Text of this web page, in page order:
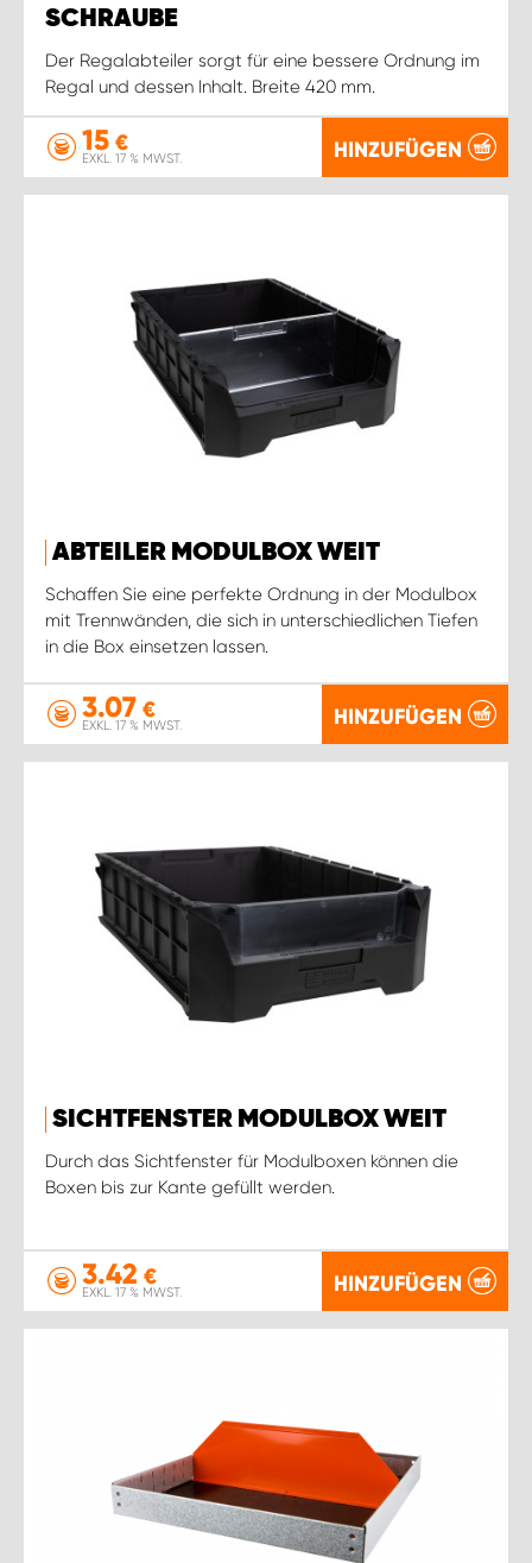
SCHRAUBE
Der Regalabteiler sorgt für eine bessere Ordnung im
Regal und dessen Inhalt. Breite 420 mm.
15 €
EXKL. 17 % MWST. HINZUFÜGEN
ABTEILER MODULBOX WEIT
Schaffen Sie eine perfekte Ordnung in der Modulbox
mit Trennwänden, die sich in unterschiedlichen Tiefen
in die Box einsetzen lassen.
3.07 €
EXKL. 17 % MWST. HINZUFÜGEN
SICHTFENSTER MODULBOX WEIT
Durch das Sichtfenster für Modulboxen können die
Boxen bis zur Kante gefüllt werden.
3.42 €
EXKL. 17 % MWST. HINZUFÜGEN